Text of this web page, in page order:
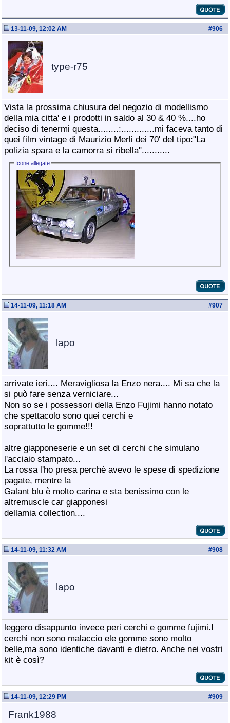
#906
13-11-09, 12:02 AM
type-r75
Vista la prossima chiusura del negozio di modellismo
della mia citta' e i prodotti in saldo al 30 & 40 %....ho
deciso di tenermi questa........:.............mi faceva tanto di
quei film vintage di Maurizio Merli dei 70' del tipo:"La
polizia spara e la camorra si ribella"...........
Icone allegate
#907
14-11-09, 11:18 AM
lapo
arrivate ieri.... Meravigliosa la Enzo nera.... Mi sa che la
si può fare senza verniciare...
Non so se i possessori della Enzo Fujimi hanno notato
che spettacolo sono quei cerchi e
soprattutto le gomme!!!
altre giapponeserie e un set di cerchi che simulano
l'acciaio stampato...
La rossa l'ho presa perchè avevo le spese di spedizione
pagate, mentre la
Galant blu è molto carina e sta benissimo con le
altremuscle car giapponesi
dellamia collection....
#908
14-11-09, 11:32 AM
lapo
leggero disappunto invece peri cerchi e gomme fujimi.I
cerchi non sono malaccio ele gomme sono molto
belle,ma sono identiche davanti e dietro. Anche nei vostri
kit è così?
#909
14-11-09, 12:29 PM
Frank1988